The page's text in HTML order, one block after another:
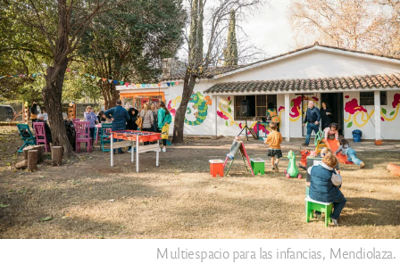
Multiespacio para las infancias, Mendiolaza.